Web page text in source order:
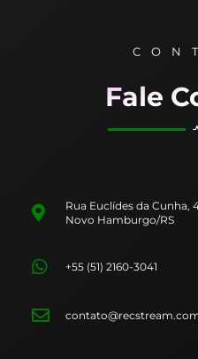
Fale
Rua Euclídes da Cunha,
Novo Hamburgo/RS
+55 (51) 2160-3041